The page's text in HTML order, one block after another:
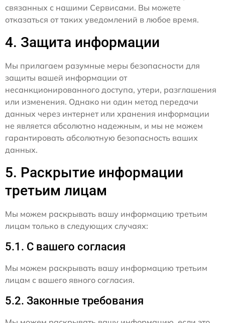
связанных с нашими Сервисами. Вы можете
отказаться от таких уведомлений в любое время.
4. Защита информации
Мы прилагаем разумные меры безопасности для
защиты вашей информации от
несанкционированного доступа, утери, разглашения
или изменения. Однако ни один метод передачи
данных через интернет или хранения информации
не является абсолютно надежным, и мы не можем
гарантировать абсолютную безопасность ваших
данных.
5. Раскрытие информации
третьим лицам
Мы можем раскрывать вашу информацию третьим
лицам только в следующих случаях:
5.1. С вашего согласия
Мы можем раскрывать вашу информацию третьим
лицам с вашего явного согласия.
5.2. Законные требования